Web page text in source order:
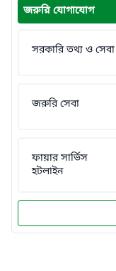
জরুরি যোগাযোগ
সরকারি তথ্য ও সেবা
জরুরি সেবা
ফায়ার সার্ভিস
হটলাইন